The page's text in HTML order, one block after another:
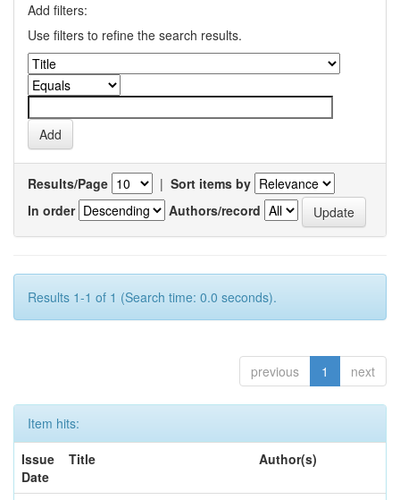
Add filters:
Use filters to refine the search results.
Results/Page | Sort items by
In order
Authors/record
Results 1-1 of 1 (Search time: 0.0 seconds).
previous 1 next
Item hits:
Issue
Date
Title Author(s)